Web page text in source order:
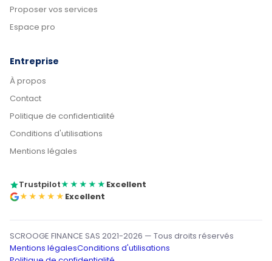
Proposer vos services
Espace pro
Entreprise
À propos
Contact
Politique de confidentialité
Conditions d'utilisations
Mentions légales
Trustpilot★★★★★ Excellent
★★★★★ Excellent
SCROOGE FINANCE SAS 2021-2026 — Tous droits réservés
Mentions légalesConditions d'utilisations